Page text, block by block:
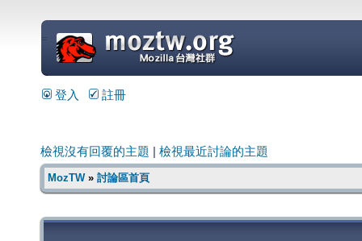
=
登入 註冊
檢視沒有回覆的主題 檢視最近討論的主題
MozTW» 討論區首頁